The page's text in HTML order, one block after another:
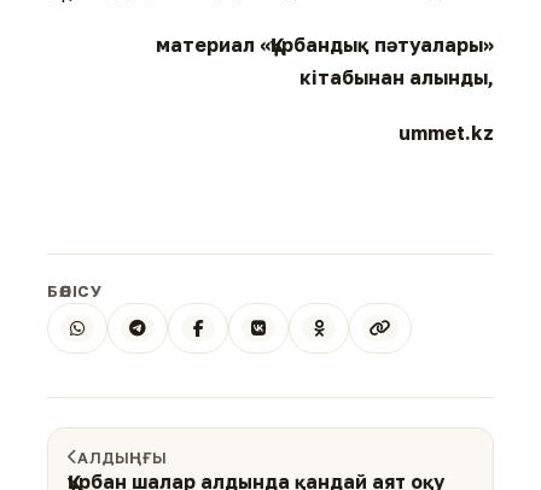
материал «Құрбандық пәтуалары»
кітабынан алынды,
ummet.kz
БӨЛІСУ
АЛДЫҢҒЫ
Құрбан шалар алдында қандай аят оқу